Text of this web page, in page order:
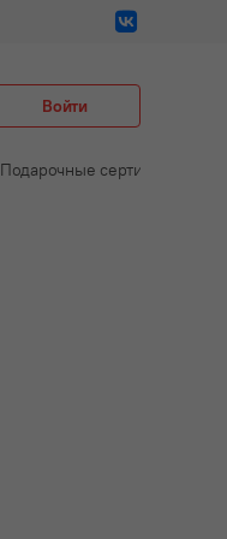
Войти
Подарочные сертификаты